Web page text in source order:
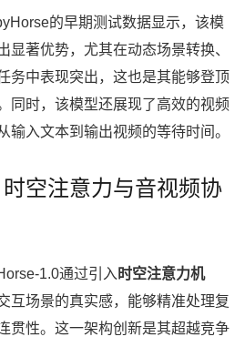
的早期测试数据显示，该模
显著优势，尤其在动态场景转换、
务中表现突出，这也是其能够登顶
同时，该模型还展现了高效的视频
输入文本到输出视频的等待时间。
空注意力与音视频协
1.0通过引入 时空注意力机
互场景的真实感，能够精准处理复
贯性。这一架构创新是其超越竞争